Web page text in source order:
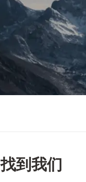
找到我们